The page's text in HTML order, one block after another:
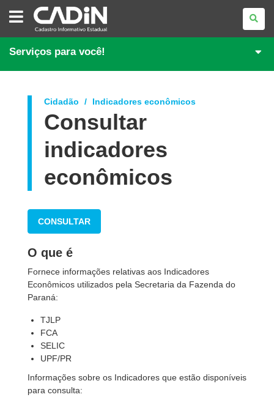
CADASTRO
INFORMATIVO
ESTADUAL
Serviços para você!
Cidadão Indicadores econômicos
Consultar
indicadores
econômicos
CONSULTAR
O que é
Fornece informações relativas aos Indicadores
Econômicos utilizados pela Secretaria da Fazenda do
Paraná:
TJLP
FCA
SELIC
UPF/PR
Informações sobre os Indicadores que estão disponíveis
para consulta: